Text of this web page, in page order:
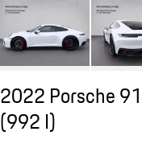
2022 Porsche
(992 I)